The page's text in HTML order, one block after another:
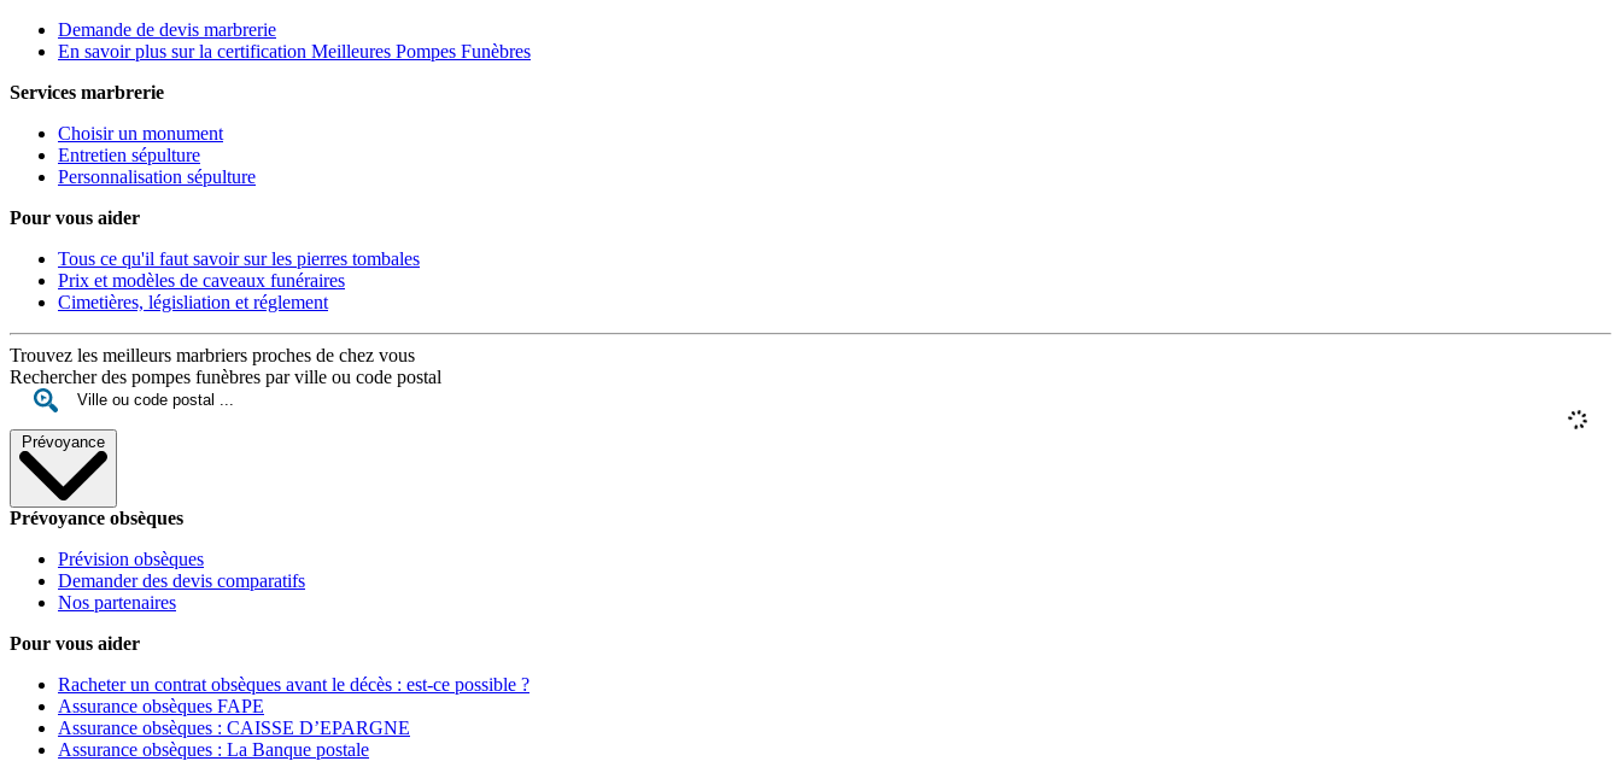
Demande de devis marbrerie
En savoir plus sur la certification Meilleures Pompes Funèbres
Services marbrerie
Choisir un monument
Entretien sépulture
Personnalisation sépulture
Pour vous aider
Tous ce qu'il faut savoir sur les pierres tombales
Prix et modèles de caveaux funéraires
Cimetières, législiation et réglement
Trouvez les meilleurs marbriers proches de chez vous
Rechercher des pompes funèbres par ville ou code postal
Prévoyance
Prévoyance obsèques
Prévision obsèques
Demander des devis comparatifs
Nos partenaires
Pour vous aider
Racheter un contrat obsèques avant le décès : est-ce possible ?
Assurance obsèques FAPE
Assurance obsèques : CAISSE D’EPARGNE
Assurance obsèques : La Banque postale